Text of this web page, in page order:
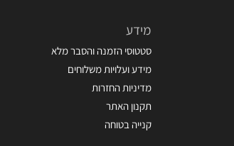
מידע
סטטוסי הזמנה והסבר מלא
מידע ועלויות משלוחים
מדיניות החזרות
תקנון האתר
קנייה בטוחה